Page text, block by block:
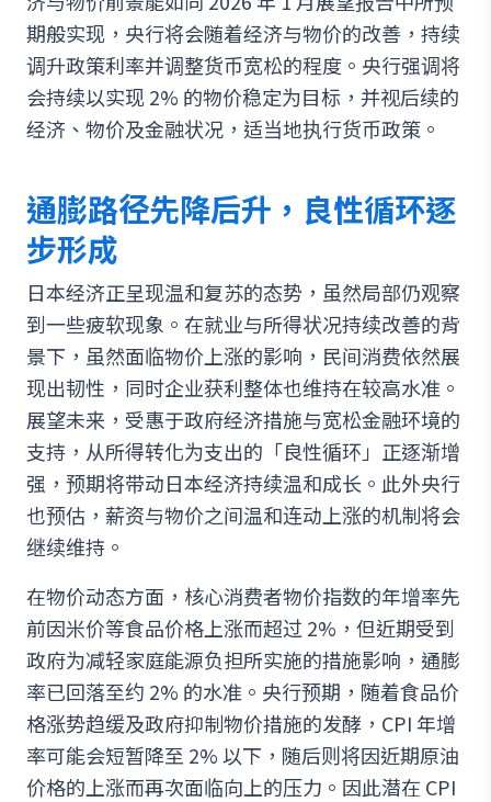
期般实现，央行将会随着经济与物价的改善，持续
调升政策利率并调整货币宽松的程度。央行强调将
会持续以实现 2% 的物价稳定为目标，并视后续的
经济、物价及金融状况，适当地执行货币政策。
通膨路径先降后升，良性循环逐
步形成
日本经济正呈现温和复苏的态势，虽然局部仍观察
到一些疲软现象。在就业与所得状况持续改善的背
景下，虽然面临物价上涨的影响，民间消费依然展
现出韧性，同时企业获利整体也维持在较高水准。
展望未来，受惠于政府经济措施与宽松金融环境的
支持，从所得转化为支出的「良性循环」正逐渐增
强，预期将带动日本经济持续温和成长。此外央行
也预估，薪资与物价之间温和连动上涨的机制将会
继续维持。
在物价动态方面，核心消费者物价指数的年增率先
前因米价等食品价格上涨而超过 2%，但近期受到
政府为减轻家庭能源负担所实施的措施影响，通膨
率已回落至约 2% 的水准。央行预期，随着食品价
格涨势趋缓及政府抑制物价措施的发酵，CPI 年增
率可能会短暂降至 2% 以下，随后则将因近期原油
价格的上涨而再次面临向上的压力。因此潜在 CPI